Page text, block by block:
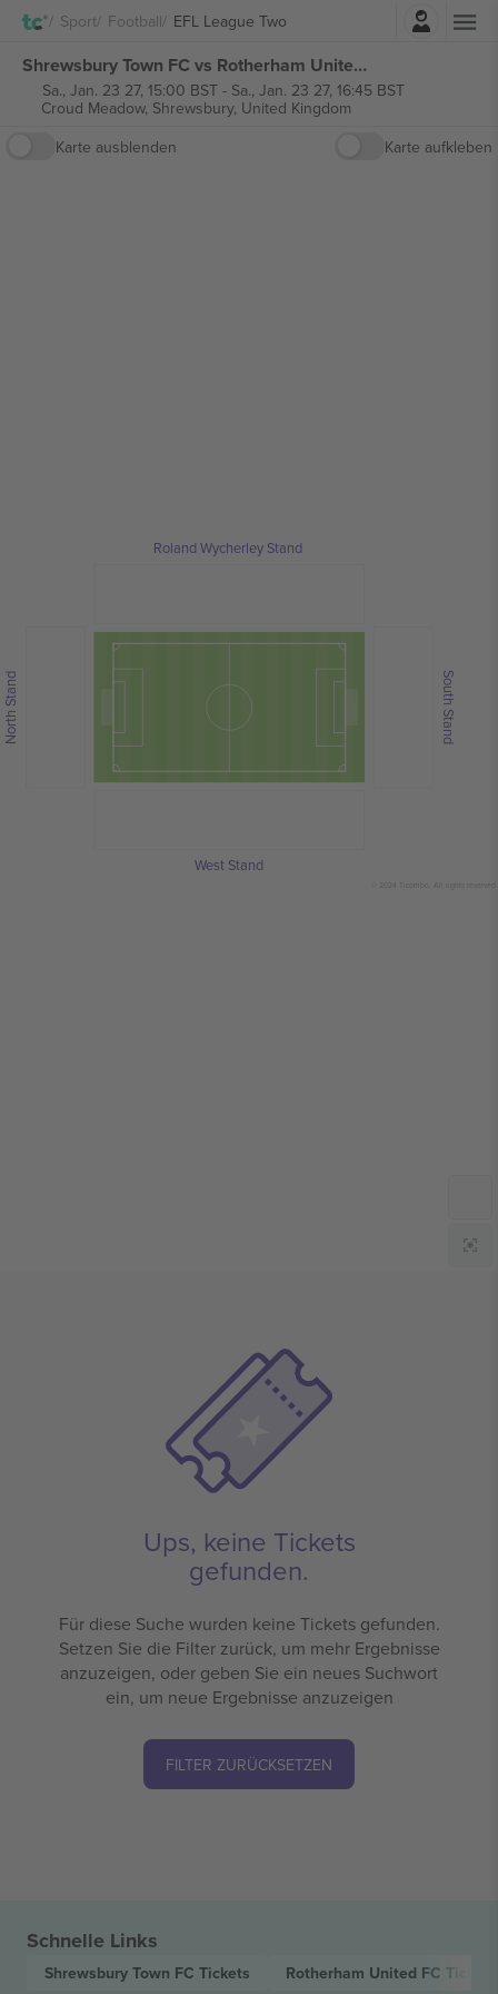
Sport Football EFL League TwoEinloggen
Shrewsbury Town FC vs Rotherham United FC EFL League Two tickets
Sa., Jan. 23 27, 15:00 BST- Sa., Jan. 23 27, 16:45 BST
Croud Meadow, Shrewsbury, United Kingdom
Karte ausblenden
Karte aufkleben
© 2024 Ticombo. All rights reserved
Roland Wycherley Stand
South Stand
West Stand
North Stand
Ups, keine Tickets
gefunden.
Für diese Suche wurden keine Tickets gefunden.
Setzen Sie die Filter zurück, um mehr Ergebnisse
anzuzeigen, oder geben Sie ein neues Suchwort
ein, um neue Ergebnisse anzuzeigen
FILTER ZURÜCKSETZEN
Schnelle Links
Shrewsbury Town FC Tickets Rotherham United FC Tickets